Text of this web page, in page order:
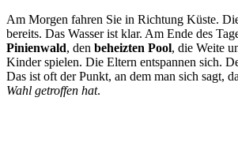
Am Morgen fahren Sie in Richtung Küste.
bereits. Das Wasser ist klar. Am Ende des
Pinienwald, den beheizten Pool, die Weite
Kinder spielen. Die Eltern entspannen sich.
Das ist oft der Punkt, an dem man sich sagt,
Wahl getroffen hat.